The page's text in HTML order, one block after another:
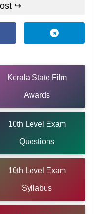
↪
Kerala State Film
Awards
10th Level Exam
Questions
10th Level Exam
Syllabus